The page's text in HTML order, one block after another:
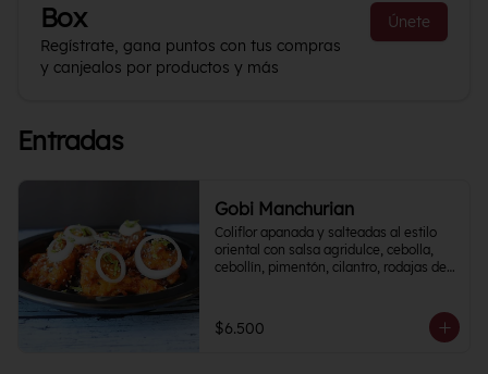
Box
Regístrate, gana puntos con tus compras
y canjealos por productos y más
Únete
Entradas
Gobi Manchurian
Coliflor apanada y salteadas al estilo
oriental con salsa agridulce, cebolla,
cebollín, pimentón, cilantro, rodajas de
$6.500